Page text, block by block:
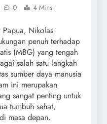
0 4 Mins
Papua, Nikolas
penuh terhadap
(MBG) yang tengah
salah satu langkah
sumber daya manusia
ini merupakan
sangat penting untuk
tumbuh sehat,
masa depan.